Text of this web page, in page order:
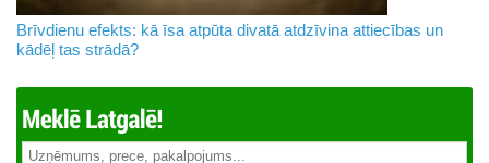
Brīvdienu efekts: kā īsa atpūta divatā atdzīvina attiecības un
kādēļ tas strādā?